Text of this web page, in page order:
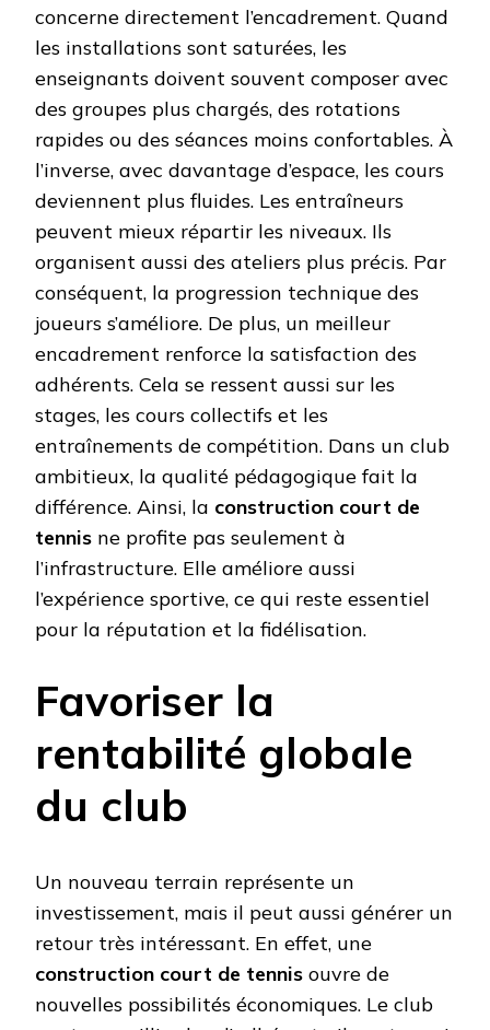
concerne directement l’encadrement. Quand
les installations sont saturées, les
enseignants doivent souvent composer avec
des groupes plus chargés, des rotations
rapides ou des séances moins confortables. À
l’inverse, avec davantage d’espace, les cours
deviennent plus fluides. Les entraîneurs
peuvent mieux répartir les niveaux. Ils
organisent aussi des ateliers plus précis. Par
conséquent, la progression technique des
joueurs s’améliore. De plus, un meilleur
encadrement renforce la satisfaction des
adhérents. Cela se ressent aussi sur les
stages, les cours collectifs et les
entraînements de compétition. Dans un club
ambitieux, la qualité pédagogique fait la
différence. Ainsi, la construction court de
tennis ne profite pas seulement à
l’infrastructure. Elle améliore aussi
l’expérience sportive, ce qui reste essentiel
pour la réputation et la fidélisation.
Favoriser la
rentabilité globale
du club
Un nouveau terrain représente un
investissement, mais il peut aussi générer un
retour très intéressant. En effet, une
construction court de tennis ouvre de
nouvelles possibilités économiques. Le club